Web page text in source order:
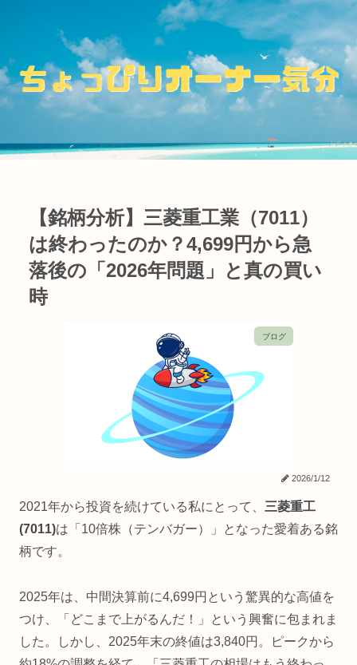
【銘柄分析】三菱重工業（7011）
は終わったのか？4,699円から急
落後の「2026年問題」と真の買い
時
ブログ
2026/1/12
2021年から投資を続けている私にとって、 三菱重工
(7011)は「10倍株（テンバガー）」となった愛着ある銘
柄です。
2025年は、中間決算前に4,699円という驚異的な高値を
つけ、「どこまで上がるんだ！」という興奮に包まれま
した。しかし、2025年末の終値は3,840円。ピークから